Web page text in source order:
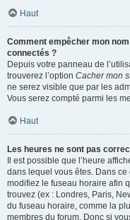
Haut
Comment empêcher mon
connectés ?
Depuis votre panneau de
trouverez l’option Cacher mon
ne serez visible que par les
Vous serez compté parmi les
Haut
Les heures ne sont pas
Il est possible que l’heure
dans lequel vous êtes. Dans ce
modifiez le fuseau horaire afin
trouvez (ex : Londres, Paris,
du fuseau horaire, comme la
membres du forum. Donc si